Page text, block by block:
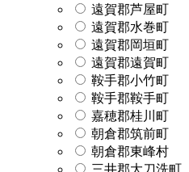
遠賀郡芦屋町
遠賀郡水巻町
遠賀郡岡垣町
遠賀郡遠賀町
鞍手郡小竹町
鞍手郡鞍手町
嘉穂郡桂川町
朝倉郡筑前町
朝倉郡東峰村
三井郡大刀洗町